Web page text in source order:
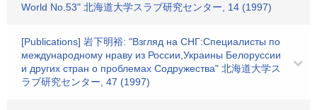
World No.53" 北海道大学スラブ研究センター, 14 (1997)
[Publications] 岩下明裕: "Взгляд на СНГ:Специалисты по
международному нраву из России,Украины Белоруссии
и других стран о проблемах Содружества" 北海道大学ス
ラブ研究センター, 47 (1997)